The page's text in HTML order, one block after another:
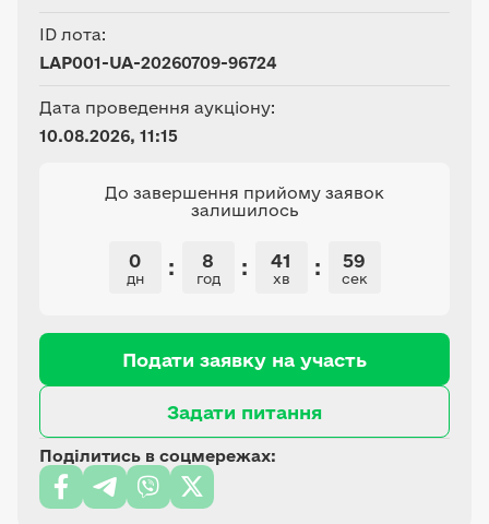
ID лота:
LAP001-UA-20260709-96724
Дата проведення аукціону:
10.08.2026, 11:15
До завершення прийому заявок
залишилось
0
дн : 8
год : 41
хв : 59
сек
Подати заявку на участь
Задати питання
Поділитись в соцмережах: